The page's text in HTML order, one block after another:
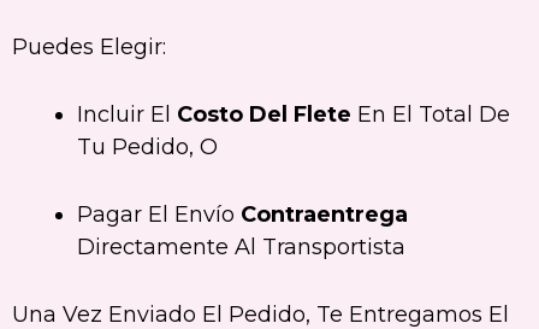
Puedes Elegir:
Incluir El Costo Del Flete En El Total De
Tu Pedido, O
Pagar El Envío Contraentrega
Directamente Al Transportista
Una Vez Enviado El Pedido, Te Entregamos El